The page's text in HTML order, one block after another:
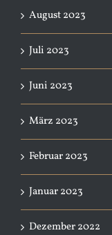
August 2023
Juli 2023
Juni 2023
März 2023
Februar 2023
Januar 2023
Dezember 2022